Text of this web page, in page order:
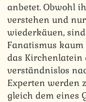
anbetet. Obwohl
verstehen und
wiederkäuen,
Fanatismus
das Kirchenlatein
verständnislos
Experten werden
gleich dem eines